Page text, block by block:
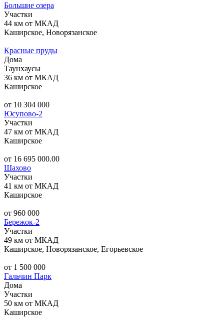
Большие озера
Участки
44 км от МКАД
Каширское, Новорязанское
Красные пруды
Дома
Таунхаусы
36 км от МКАД
Каширское
от 10 304 000
Юсупово-2
Участки
47 км от МКАД
Каширское
от 16 695 000.00
Шахово
Участки
41 км от МКАД
Каширское
от 960 000
Бережок-2
Участки
49 км от МКАД
Каширское, Новорязанское, Егорьевское
от 1 500 000
Гальчин Парк
Дома
Участки
50 км от МКАД
Каширское